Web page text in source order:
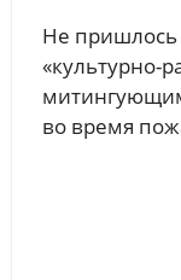
Не
«культурно-
во время